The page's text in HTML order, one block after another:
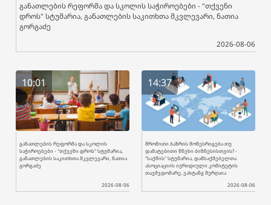
განათლების რეფორმა და სკოლის საჭიროებები - "თქვენი
დროს" სტუმარია, განათლების საკითხთა მკვლევარი, ნათია
გორგაძე
2026-08-06
10:01
განათლების რეფორმა და სკოლის
საჭიროებები - "თქვენი დროს" სტუმარია,
განათლების საკითხთა მკვლევარი, ნათია
გორგაძე
2026-08-06
14:37
შრომითი ბაზრის მოწესრიგება თუ
დამატებითი წნეხი ბიზნესისთვის? -
"საქმის" სტუმარია, დამსაქმებელთა
ასოციაციის იურიდიული კომიტეტის
თავმჯდომარე, ვახტანგ შურღაია
2026-08-06